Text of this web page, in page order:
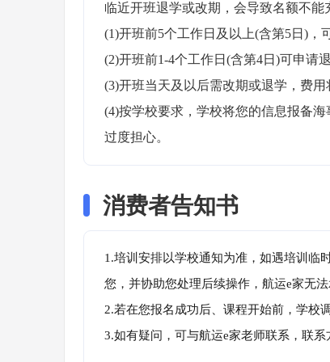
临近开班退学或改期，会导致名额不
(1)开班前5个工作日及以上(含第5日)，
(2)开班前1-4个工作日(含第4日)可申请
(3)开班当天及以后需改期或退学，费用
(4)按学校要求，学校将您的信息报备
过度担心。
消费者告知书
1.培训安排以学校通知为准，如遇培训临
您，并协助您处理后续操作，航运e家无
2.若在您报名成功后、课程开始前，学校
3.如有疑问，可与航运e家老师联系，联